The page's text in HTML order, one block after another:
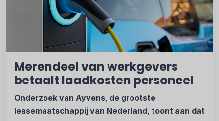
Merendeel van werkgevers
betaalt laadkosten personeel
Onderzoek van Ayvens, de grootste
leasemaatschappij van Nederland, toont aan dat